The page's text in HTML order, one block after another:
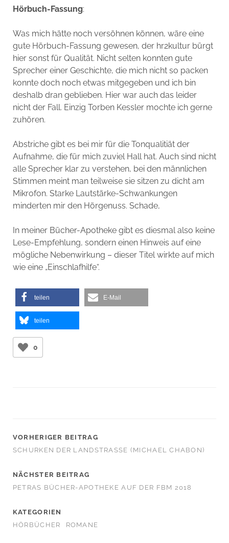
Hörbuch-Fassung:
Was mich hätte noch versöhnen können, wäre eine
gute Hörbuch-Fassung gewesen, der hr2kultur bürgt
hier sonst für Qualität. Nicht selten konnten gute
Sprecher einer Geschichte, die mich nicht so packen
konnte doch noch etwas mitgegeben und ich bin
deshalb dran geblieben. Hier war auch das leider
nicht der Fall. Einzig Torben Kessler mochte ich gerne
zuhören.
Abstriche gibt es bei mir für die Tonqualitiät der
Aufnahme, die für mich zuviel Hall hat. Auch sind nicht
alle Sprecher klar zu verstehen, bei den männlichen
Stimmen meint man teilweise sie sitzen zu dicht am
Mikrofon. Starke Lautstärke-Schwankungen
minderten mir den Hörgenuss. Schade,
In meiner Bücher-Apotheke gibt es diesmal also keine
Lese-Empfehlung, sondern einen Hinweis auf eine
mögliche Nebenwirkung – dieser Titel wirkte auf mich
wie eine „Einschlafhilfe“.
teilen E-Mail
teilen
0
VORHERIGER BEITRAG
SCHURKEN DER LANDSTRASSE (MICHAEL CHABON)
NÄCHSTER BEITRAG
PETRAS BÜCHER-APOTHEKE AUF DER FBM 2018
KATEGORIEN
HÖRBÜCHER
ROMANE